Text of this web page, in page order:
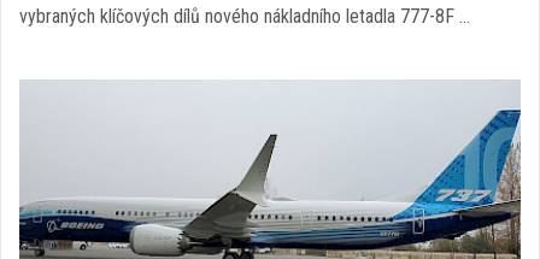
vybraných klíčových dílů nového nákladního letadla 777-8F …